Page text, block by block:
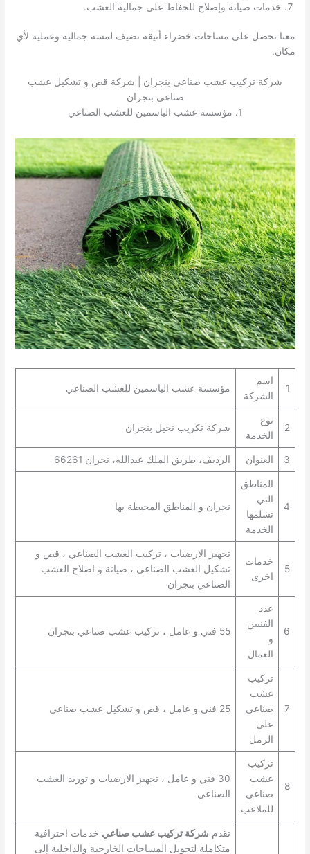
خدمات صيانة وإصلاح للحفاظ على جمالية العشب.
معنا تحصل على مساحات خضراء أنيقة تضيف لمسة جمالية وعملية لأي
مكان.
شركة تركيب عشب صناعي بنجران | شركة قص و تشكيل عشب
صناعي بنجران
1. مؤسسة عشب الياسمين للعشب الصناعي
1
اسم
الشركة
مؤسسة عشب الياسمين للعشب الصناعي
2
نوع
الخدمة
شركة تكريب نخيل بنجران
3 العنوان الرديف، طريق الملك عبدالله، نجران 66261
4
المناطق
التي
تشلمها
الخدمة
نجران و المناطق المحيطة بها
5
خدمات
اخرى
تجهيز الارضيات ، تركيب العشب الصناعي ، قص و
تشكيل العشب الصناعي ، صيانة و اصلاح العشب
الصناعي بنجران
6
عدد
الفنيين
و
العمال
55 فني و عامل ، تركيب عشب صناعي بنجران
7
تركيب
عشب
صناعي
على
الرمل
25 فني و عامل ، قص و تشكيل عشب صناعي
8
تركيب
عشب
صناعي
للملاعب
30 فني و عامل ، تجهيز الارضيات و توريد العشب
الصناعي
تقدم شركة تركيب عشب صناعي خدمات احترافية
متكاملة لتحويل المساحات الخارجية والداخلية إلى